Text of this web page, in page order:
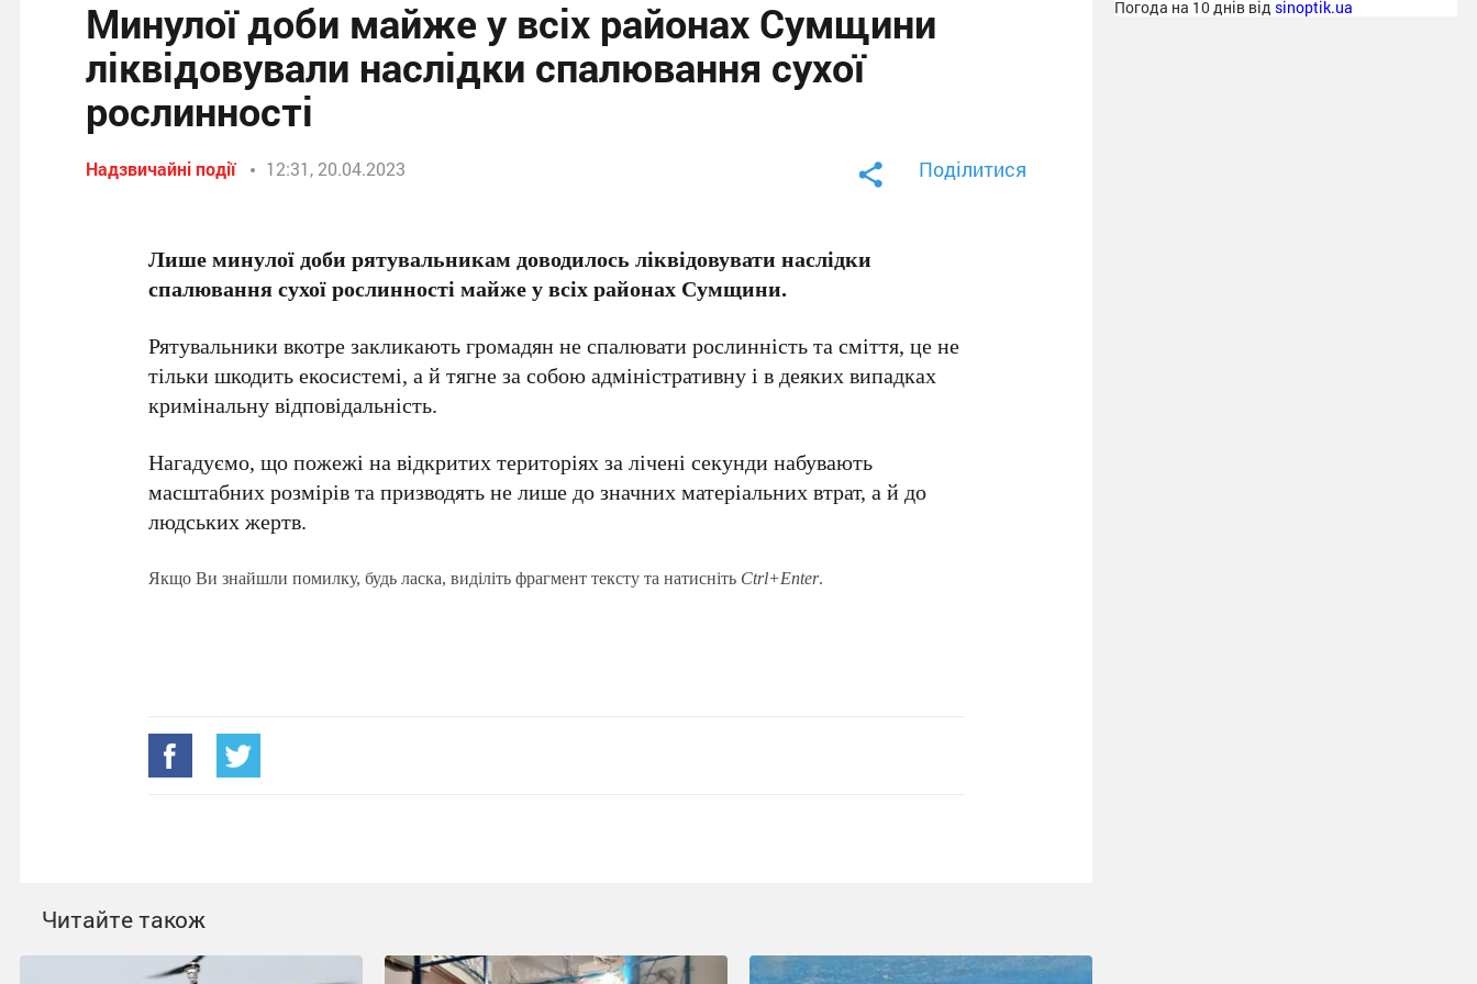
Минулої доби майже у всіх районах Сумщини
ліквідовували наслідки спалювання сухої
рослинності
Надзвичайні події 12:31, 20.04.2023 Поділитися
Лише минулої доби рятувальникам доводилось ліквідовувати наслідки
спалювання сухої рослинності майже у всіх районах Сумщини.
Рятувальники вкотре закликають громадян не спалювати рослинність та сміття, це не
тільки шкодить екосистемі, а й тягне за собою адміністративну і в деяких випадках
кримінальну відповідальність.
Нагадуємо, що пожежі на відкритих територіях за лічені секунди набувають
масштабних розмірів та призводять не лише до значних матеріальних втрат, а й до
людських жертв.
Якщо Ви знайшли помилку, будь ласка, виділіть фрагмент тексту та натисніть Ctrl+Enter.
Читайте також
Погода на 10 днів від sinoptik.ua